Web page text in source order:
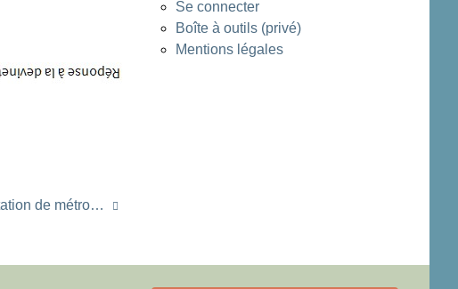
de métro…
Se connecter
Boîte à outils (privé)
Mentions légales